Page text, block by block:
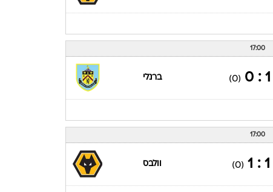
17:00
1 : 0
(0) ברנלי
17:00
1 : 1
(0) וולבס